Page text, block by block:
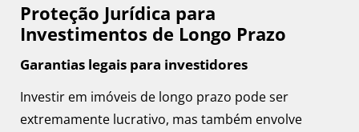
Proteção Jurídica para
Investimentos de Longo Prazo
Garantias legais para investidores
Investir em imóveis de longo prazo pode ser
extremamente lucrativo, mas também envolve